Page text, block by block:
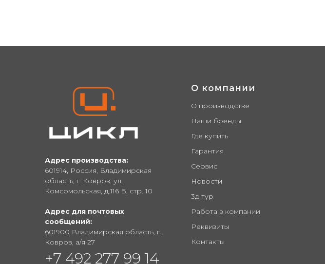
Адрес производства:
601914, Россия, Владимирская
область, г. Ковров, ул.
Комсомольская, д.116 Б, стр. 10
Адрес для почтовых
сообщений:
601900 Владимирская область, г.
Ковров, а/я 27
+7 492 277 99 14
О компании
О производстве
Наши бренды
Где купить
Гарантия
Сервис
Новости
3д тур
Работа в компании
Реквизиты
Контакты